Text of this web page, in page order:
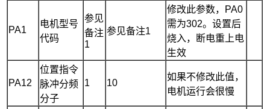
PA1
电机型号
代码
参见
备注
1
参见备注1
修改此参数，PA0
需为302。设置后
烧入，断电重上电
生效
PA12
位置指令
脉冲分频
分子
1 10
如果不修改此值，
电机运行会很慢